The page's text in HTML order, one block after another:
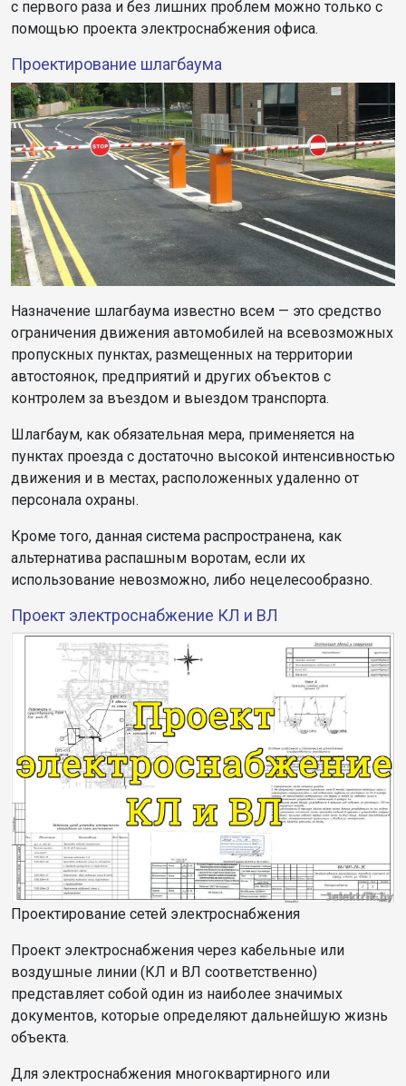
с первого раза и без лишних проблем можно только с
помощью проекта электроснабжения офиса.
Проектирование шлагбаума
Назначение шлагбаума известно всем — это средство
ограничения движения автомобилей на всевозможных
пропускных пунктах, размещенных на территории
автостоянок, предприятий и других объектов c
контролем за въездом и выездом транспорта.
Шлагбаум, как обязательная мера, применяется на
пунктах проезда с достаточно высокой интенсивностью
движения и в местах, расположенных удаленно от
персонала охраны.
Кроме того, данная система распространена, как
альтернатива распашным воротам, если их
использование невозможно, либо нецелесообразно.
Проект электроснабжение КЛ и ВЛ
Проектирование сетей электроснабжения
Проект электроснабжения через кабельные или
воздушные линии (КЛ и ВЛ соответственно)
представляет собой один из наиболее значимых
документов, которые определяют дальнейшую жизнь
объекта.
Для электроснабжения многоквартирного или